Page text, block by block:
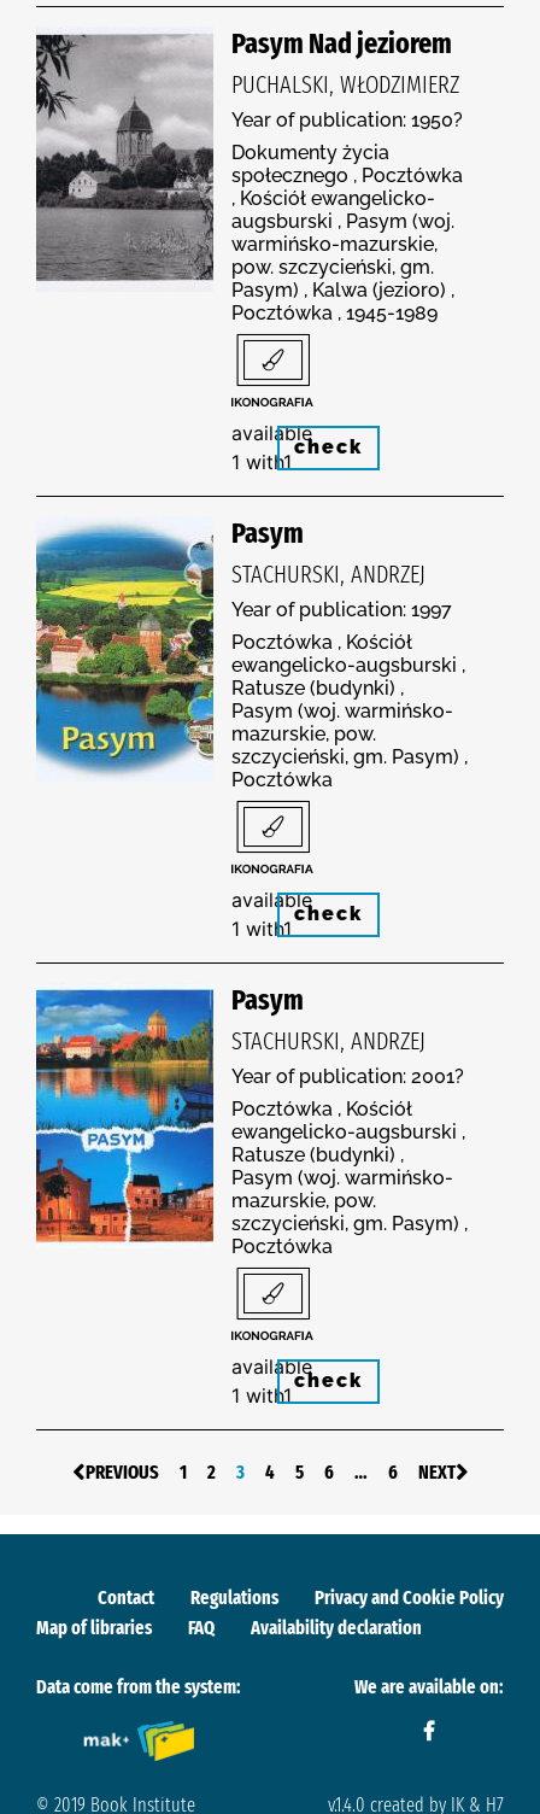
Pasym Nad jeziorem
PUCHALSKI, WŁODZIMIERZ
Year of publication: 1950?
Dokumenty życia
społecznego , Pocztówka
, Kościół ewangelicko-
augsburski , Pasym (woj.
warmińsko-mazurskie,
pow. szczycieński, gm.
Pasym) , Kalwa (jezioro) ,
Pocztówka , 1945-1989
available
1 with1
check
Pasym
STACHURSKI, ANDRZEJ
Year of publication: 1997
Pocztówka , Kościół
ewangelicko-augsburski ,
Ratusze (budynki) ,
Pasym (woj. warmińsko-
mazurskie, pow.
szczycieński, gm. Pasym) ,
Pocztówka
available
1 with1
check
Pasym
STACHURSKI, ANDRZEJ
Year of publication: 2001?
Pocztówka , Kościół
ewangelicko-augsburski ,
Ratusze (budynki) ,
Pasym (woj. warmińsko-
mazurskie, pow.
szczycieński, gm. Pasym) ,
Pocztówka
available
1 with1
check
PREVIOUS 1 2 3 4 5 6 … 6 NEXT
Contact Regulations
Privacy and Cookie Policy
Map of libraries
FAQ Availability declaration
Data come from the system: We are available on:
© 2019 Book Institute v.1.4.0 created by IK & H7